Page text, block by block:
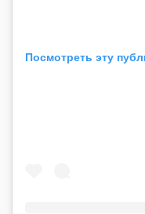
Посмотреть эту